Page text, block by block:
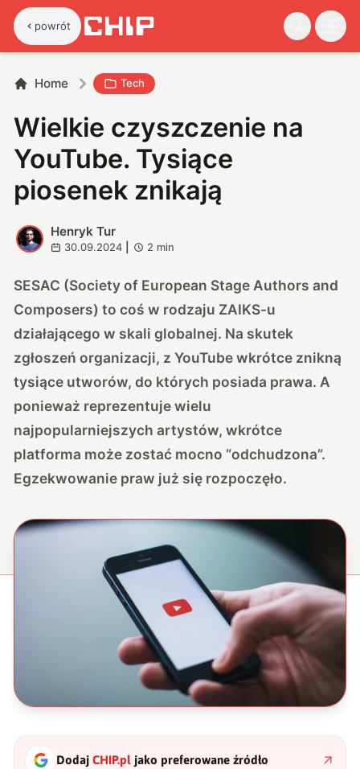
powrót
Home Tech
Wielkie czyszczenie na
YouTube. Tysiące
piosenek znikają
H
Henryk Tur
30.09.2024 2 min
SESAC (Society of European Stage Authors and
Composers) to coś w rodzaju ZAIKS-u
działającego w skali globalnej. Na skutek
zgłoszeń organizacji, z YouTube wkrótce znikną
tysiące utworów, do których posiada prawa. A
ponieważ reprezentuje wielu
najpopularniejszych artystów, wkrótce
platforma może zostać mocno “odchudzona”.
Egzekwowanie praw już się rozpoczęło.
DodajCHIP.pl jako preferowane źródło